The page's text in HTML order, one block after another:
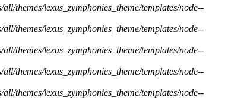
themes/lexus_zymphonies_theme/templates/node--
themes/lexus_zymphonies_theme/templates/node--
themes/lexus_zymphonies_theme/templates/node--
themes/lexus_zymphonies_theme/templates/node--
themes/lexus_zymphonies_theme/templates/node--